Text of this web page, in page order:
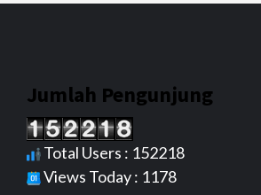
Jumlah Pengunjung
Total Users : 152218
Views Today : 1178